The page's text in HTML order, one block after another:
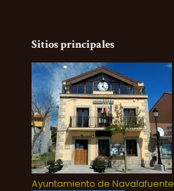
Sitios principales
Ayuntamiento de Navalafuente